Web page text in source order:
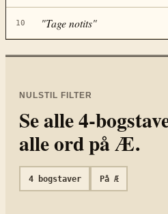
10 "Tage notits"
NULSTIL FILTER
Se alle4-
alle ord påÆ.
4bogstaver På Æ